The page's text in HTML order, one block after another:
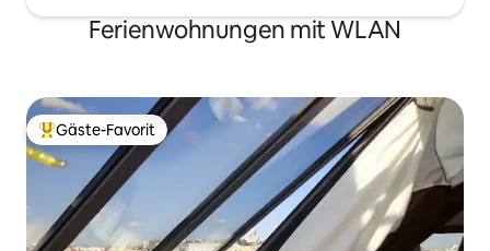
Ferienwohnungen mit WLAN
Beliebter Gäste-Favorit.
Gäste-Favorit